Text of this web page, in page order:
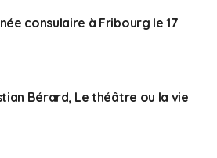
consulaire à Fribourg le 17
Bérard, Le théâtre ou la vie